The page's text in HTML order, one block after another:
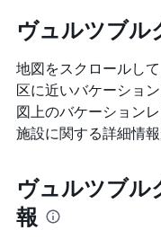
室
の
平
均
料
金
を
表
て
い
ま
す
し
い
ま
す
表
の
1
本
は、
ヴュルツブル
地図をスクロールし
区に近いバケーショ
図上のバケーション
施設に関する詳細情報
ヴュルツブル
報